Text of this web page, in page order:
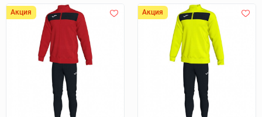
Акция Акция